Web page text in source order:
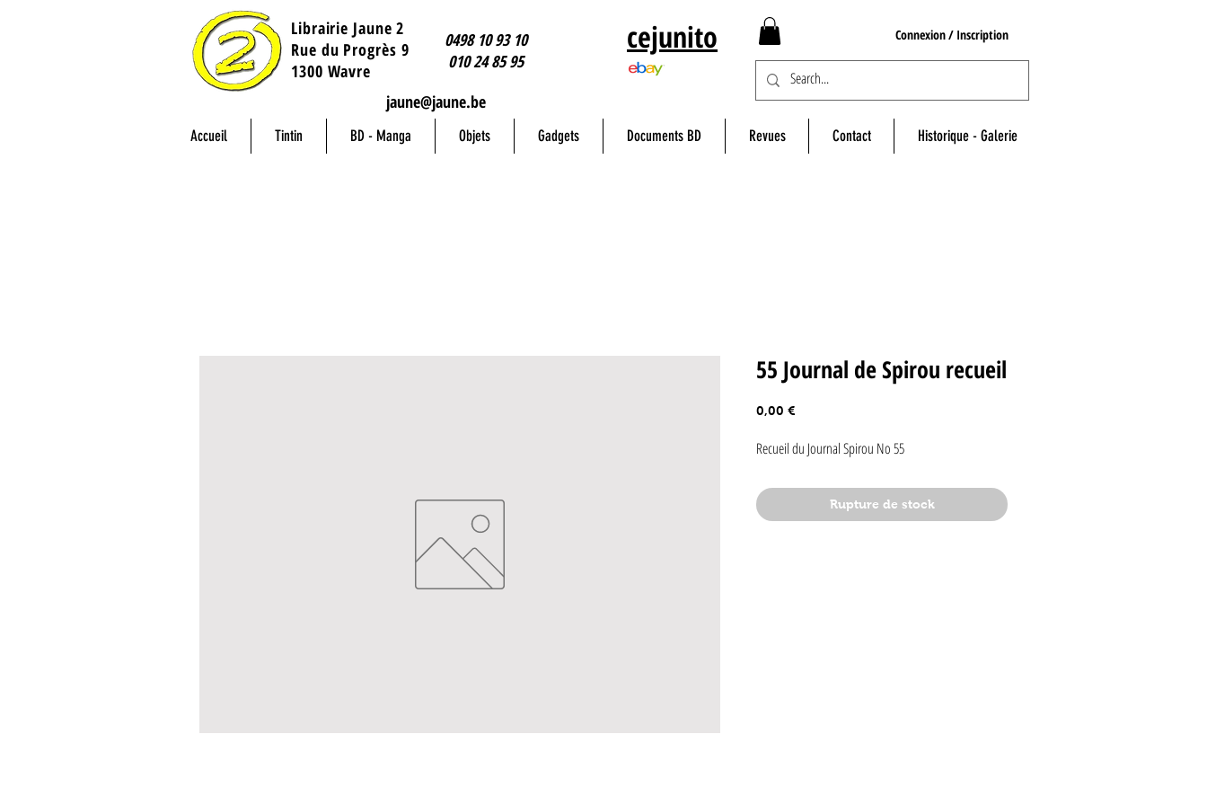
Librairie Jaune 2
​Rue du Progrès 9
1300 Wavre
0498 10 93 10
010 24 85 95
jaune@jaune.be
cejunito Connexion / Inscription
Accueil Tintin BD - Manga Objets Gadgets Documents BD Revues Contact Historique - Galerie
55 Journal de Spirou recueil
0,00 €
Recueil du Journal Spirou No 55
Rupture de stock